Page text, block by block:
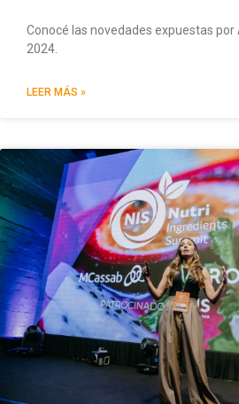
Conocé las novedades expuestas por
2024.
LEER MÁS »